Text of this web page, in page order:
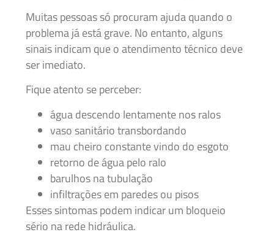
Muitas pessoas só procuram ajuda quando o
problema já está grave. No entanto, alguns
sinais indicam que o atendimento técnico deve
ser imediato.
Fique atento se perceber:
água descendo lentamente nos ralos
vaso sanitário transbordando
mau cheiro constante vindo do esgoto
retorno de água pelo ralo
barulhos na tubulação
infiltrações em paredes ou pisos
Esses sintomas podem indicar um bloqueio
sério na rede hidráulica.